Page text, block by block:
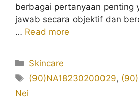
berbagai pertanyaan penting
jawab secara objektif dan
… Read more
Kategori
Skincare
Tag
(90)NA18230200029,
Nei